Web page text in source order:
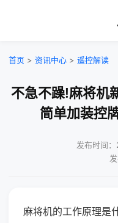
首页 > 资讯中心 > 遥控解读
不急不躁!麻将机
简单加装控
发布时间
麻将机的工作原理是